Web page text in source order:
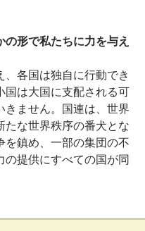
形で私たちに力を与え
各国は独自に行動でき
国は大国に支配される可
きません。国連は、世界
たな世界秩序の番犬とな
を鎮め、一部の集団の不
の提供にすべての国が同